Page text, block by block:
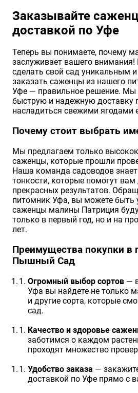
Заказывайте
доставкой по Уфе
Теперь вы понимаете, почему
заслуживает вашего внимания!
сделать свой сад уникальным
заказать саженцы из нашего
Уфе — правильное решение. Мы
быструю и надежную доставку
насладиться свежими ягодами
Почему стоит выбрать
Мы предлагаем только
саженцы, которые прошли
Наша команда садоводов
тонкости, которые помогут вам
прекрасных результатов.
питомник Уфа, вы можете быть
саженцы малины Патриция
только в первый год, но и на
лет.
Преимущества покупки в
Пышный Сад
Огромный выбор сортов —
Уфа вы найдете не только
и другие сорта, которые
сад.
Качество и здоровье
заботимся о каждом
проходят множество
Удобство заказа —
доставкой по Уфе прямо с